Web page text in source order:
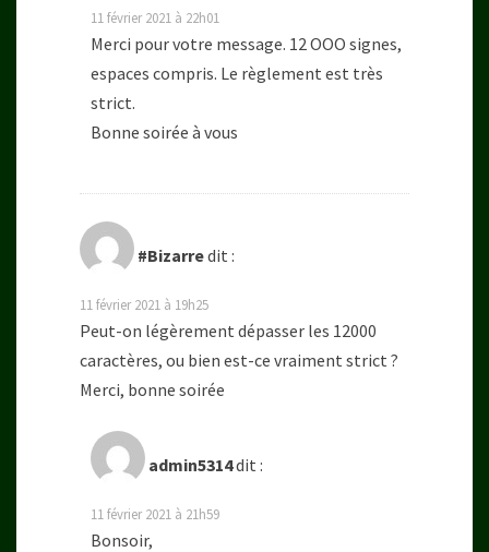
11 février 2021 à 22h01
Merci pour votre message. 12 OOO signes,
espaces compris. Le règlement est très
strict.
Bonne soirée à vous
#Bizarredit :
11 février 2021 à 19h25
Peut-on légèrement dépasser les 12000
caractères, ou bien est-ce vraiment strict ?
Merci, bonne soirée
admin5314dit :
11 février 2021 à 21h59
Bonsoir,